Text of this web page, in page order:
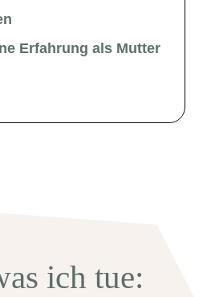
Erfahrung als Mutter
ich tue: